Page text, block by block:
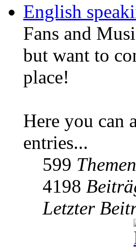
English
Fans and
but want to
place!
Here you
entries...
599 Themen
4198
Letzter